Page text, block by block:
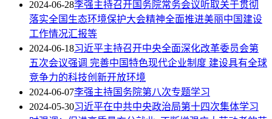
2024-06-28李强主持召开国务院常务会议听取关于贯彻
落实全国生态环境保护大会精神全面推进美丽中国建设
工作情况汇报等
2024-06-18习近平主持召开中央全面深化改革委员会第
五次会议强调 完善中国特色现代企业制度 建设具有全球
竞争力的科技创新开放环境
2024-06-07李强主持国务院第八次专题学习
2024-05-30习近平在中共中央政治局第十四次集体学习